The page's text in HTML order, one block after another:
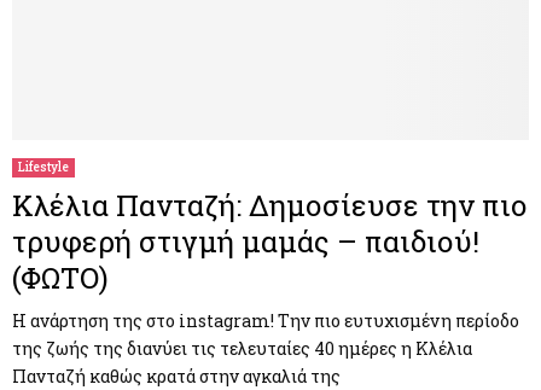
Lifestyle
Κλέλια Πανταζή: Δημοσίευσε την πιο
τρυφερή στιγμή μαμάς – παιδιού!
(ΦΩΤΟ)
Η ανάρτηση της στο instagram! Την πιο ευτυχισμένη περίοδο
της ζωής της διανύει τις τελευταίες 40 ημέρες η Κλέλια
Πανταζή καθώς κρατά στην αγκαλιά της